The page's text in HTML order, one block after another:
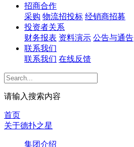
招商合作
采购 物流招投标 经销商招募
投资者关系
财务报表 资料演示 公告与通告
联系我们
联系我们 在线反馈
请输入搜索内容
首页
关于德扑之星
集团介绍